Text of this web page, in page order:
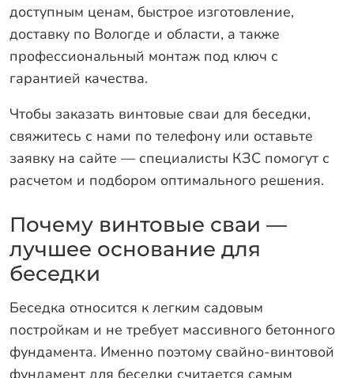
доступным ценам, быстрое изготовление,
доставку по Вологде и области, а также
профессиональный монтаж под ключ с
гарантией качества.
Чтобы заказать винтовые сваи для беседки,
свяжитесь с нами по телефону или оставьте
заявку на сайте — специалисты КЗС помогут с
расчетом и подбором оптимального решения.
Почему винтовые сваи —
лучшее основание для
беседки
Беседка относится к легким садовым
постройкам и не требует массивного бетонного
фундамента. Именно поэтому свайно-винтовой
фундамент для беседки считается самым